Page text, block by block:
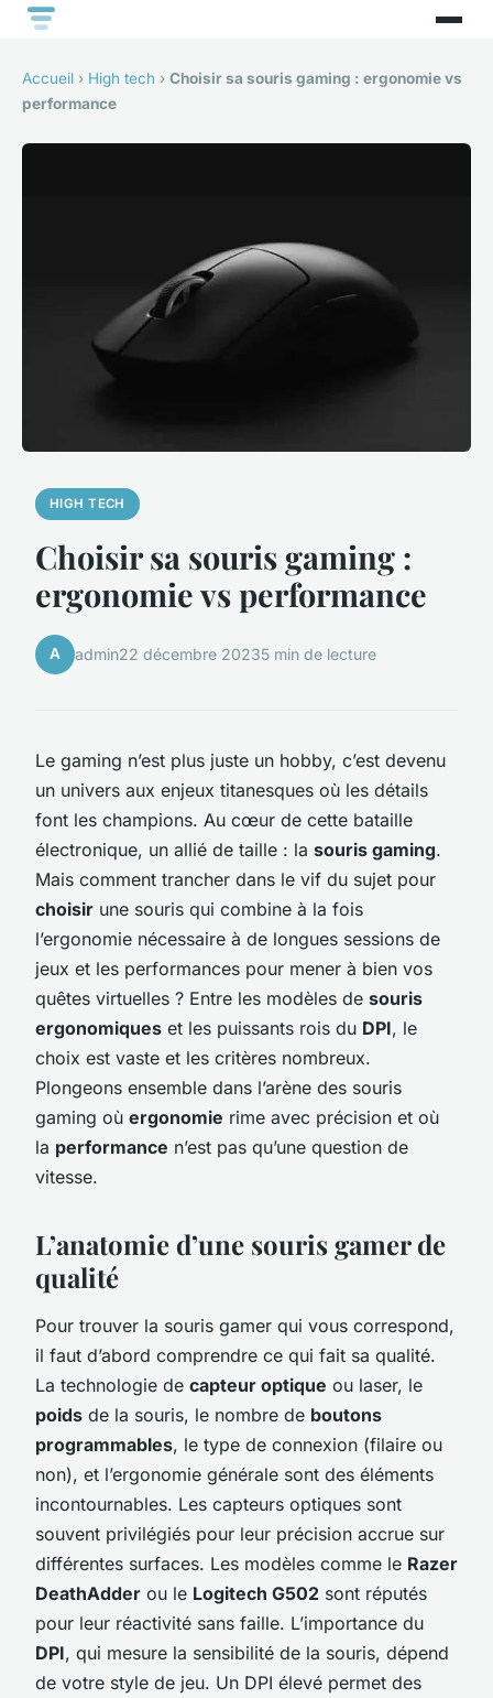
Accueil › High tech › Choisir sa souris gaming : ergonomie vs
performance
HIGH TECH
Choisir sa souris gaming :
ergonomie vs performance
A admin22 décembre 20235 min de lecture
Le gaming n’est plus juste un hobby, c’est devenu
un univers aux enjeux titanesques où les détails
font les champions. Au cœur de cette bataille
électronique, un allié de taille : la souris gaming.
Mais comment trancher dans le vif du sujet pour
choisir une souris qui combine à la fois
l’ergonomie nécessaire à de longues sessions de
jeux et les performances pour mener à bien vos
quêtes virtuelles ? Entre les modèles de souris
ergonomiques et les puissants rois du DPI, le
choix est vaste et les critères nombreux.
Plongeons ensemble dans l’arène des souris
gaming où ergonomie rime avec précision et où
la performance n’est pas qu’une question de
vitesse.
L’anatomie d’une souris gamer de
qualité
Pour trouver la souris gamer qui vous correspond,
il faut d’abord comprendre ce qui fait sa qualité.
La technologie de capteur optique ou laser, le
poids de la souris, le nombre de boutons
programmables, le type de connexion (filaire ou
non), et l’ergonomie générale sont des éléments
incontournables. Les capteurs optiques sont
souvent privilégiés pour leur précision accrue sur
différentes surfaces. Les modèles comme le Razer
DeathAdder ou le Logitech G502 sont réputés
pour leur réactivité sans faille. L’importance du
DPI, qui mesure la sensibilité de la souris, dépend
de votre style de jeu. Un DPI élevé permet des